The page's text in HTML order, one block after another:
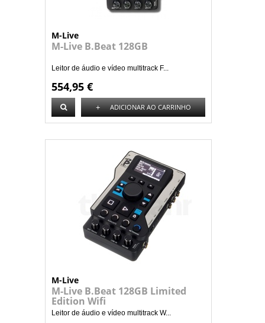
M-Live
M-Live B.Beat 128GB
Leitor de áudio e vídeo multitrack F...
554,95 €
+ ADICIONAR AO CARRINHO
M-Live
M-Live B.Beat 128GB Limited
Edition Wifi
Leitor de áudio e vídeo multitrack W...